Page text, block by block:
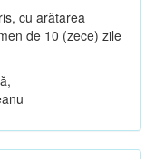
cu arătarea
de 10 (zece) zile